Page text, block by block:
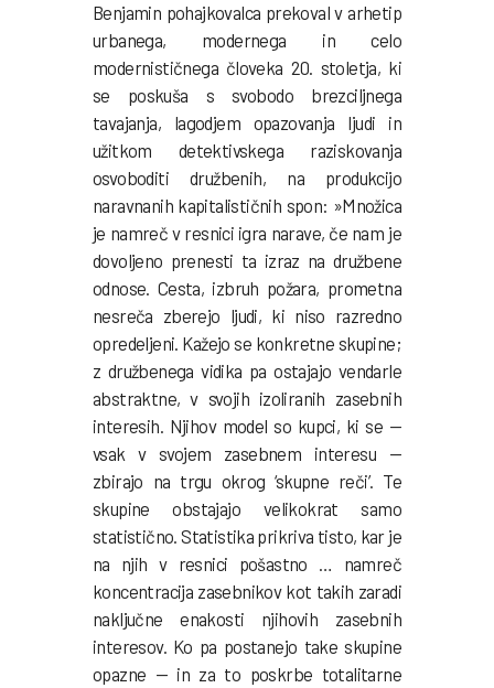
Benjamin pohajkovalca prekoval v arhetip
urbanega, modernega in celo
modernističnega človeka 20. stoletja, ki
se poskuša s svobodo brezciljnega
tavajanja, lagodjem opazovanja ljudi in
užitkom detektivskega raziskovanja
osvoboditi družbenih, na produkcijo
naravnanih kapitalističnih spon: »Množica
je namreč v resnici igra narave, če nam je
dovoljeno prenesti ta izraz na družbene
odnose. Cesta, izbruh požara, prometna
nesreča zberejo ljudi, ki niso razredno
opredeljeni. Kažejo se konkretne skupine;
z družbenega vidika pa ostajajo vendarle
abstraktne, v svojih izoliranih zasebnih
interesih. Njihov model so kupci, ki se —
vsak v svojem zasebnem interesu —
zbirajo na trgu okrog ‘skupne reči’. Te
skupine obstajajo velikokrat samo
statistično. Statistika prikriva tisto, kar je
na njih v resnici pošastno … namreč
koncentracija zasebnikov kot takih zaradi
naključne enakosti njihovih zasebnih
interesov. Ko pa postanejo take skupine
opazne — in za to poskrbe totalitarne